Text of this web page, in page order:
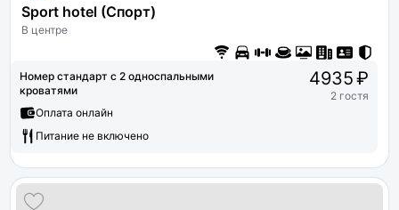
Sport hotel (Спорт)
В центре
Номер стандарт с 2 односпальными
кроватями
Оплата онлайн
Питание не включено
4935 ₽
2 гостя